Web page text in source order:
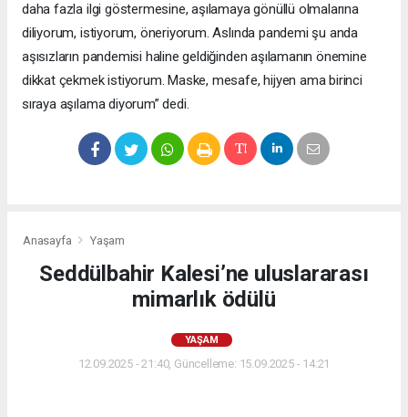
daha fazla ilgi göstermesine, aşılamaya gönüllü olmalarına
diliyorum, istiyorum, öneriyorum. Aslında pandemi şu anda
aşısızların pandemisi haline geldiğinden aşılamanın önemine
dikkat çekmek istiyorum. Maske, mesafe, hijyen ama birinci
sıraya aşılama diyorum” dedi.
Anasayfa Yaşam
Seddülbahir Kalesi’ne uluslararası
mimarlık ödülü
YAŞAM
12.09.2025 - 21:40, Güncelleme: 15.09.2025 - 14:21